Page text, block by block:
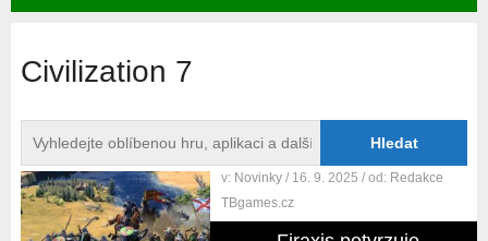
Civilization 7
v: Novinky / 16. 9. 2025 / od: Redakce
TBgames.cz